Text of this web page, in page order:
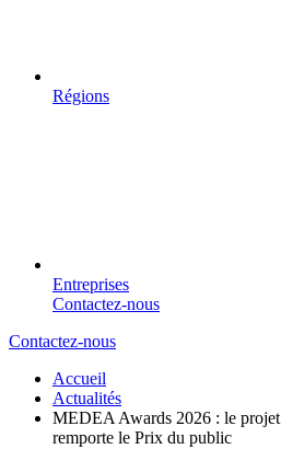
Régions
Entreprises
Contactez-nous
Contactez-nous
Accueil
Actualités
MEDEA Awards 2026 : le
remporte le Prix du public